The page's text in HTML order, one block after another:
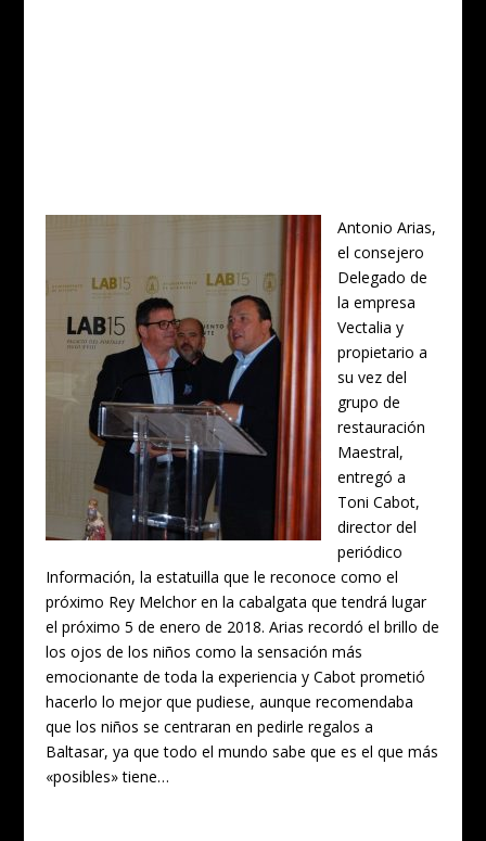
Antonio Arias,
el consejero
Delegado de
la empresa
Vectalia y
propietario a
su vez del
grupo de
restauración
Maestral,
entregó a
Toni Cabot,
director del
periódico
Información, la estatuilla que le reconoce como el
próximo Rey Melchor en la cabalgata que tendrá lugar
el próximo 5 de enero de 2018. Arias recordó el brillo de
los ojos de los niños como la sensación más
emocionante de toda la experiencia y Cabot prometió
hacerlo lo mejor que pudiese, aunque recomendaba
que los niños se centraran en pedirle regalos a
Baltasar, ya que todo el mundo sabe que es el que más
«posibles» tiene…